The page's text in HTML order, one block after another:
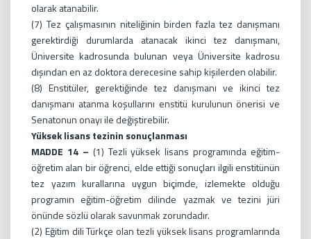
olarak atanabilir.
(7) Tez çalışmasının niteliğinin birden fazla tez danışmanı
gerektirdiği durumlarda atanacak ikinci tez danışmanı,
Üniversite kadrosunda bulunan veya Üniversite kadrosu
dışından en az doktora derecesine sahip kişilerden olabilir.
(8) Enstitüler, gerektiğinde tez danışmanı ve ikinci tez
danışmanı atanma koşullarını enstitü kurulunun önerisi ve
Senatonun onayı ile değiştirebilir.
Yüksek lisans tezinin sonuçlanması
MADDE 14 – (1) Tezli yüksek lisans programında eğitim-
öğretim alan bir öğrenci, elde ettiği sonuçları ilgili enstitünün
tez yazım kurallarına uygun biçimde, izlemekte olduğu
programın eğitim-öğretim dilinde yazmak ve tezini jüri
önünde sözlü olarak savunmak zorundadır.
(2) Eğitim dili Türkçe olan tezli yüksek lisans programlarında